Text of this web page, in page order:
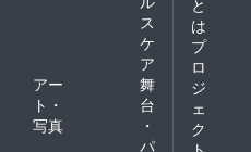
ス
ケ
ア
アー
ト・
写真
舞
台
・
パ
と
は
プ
ロ
ジ
ェ
ク